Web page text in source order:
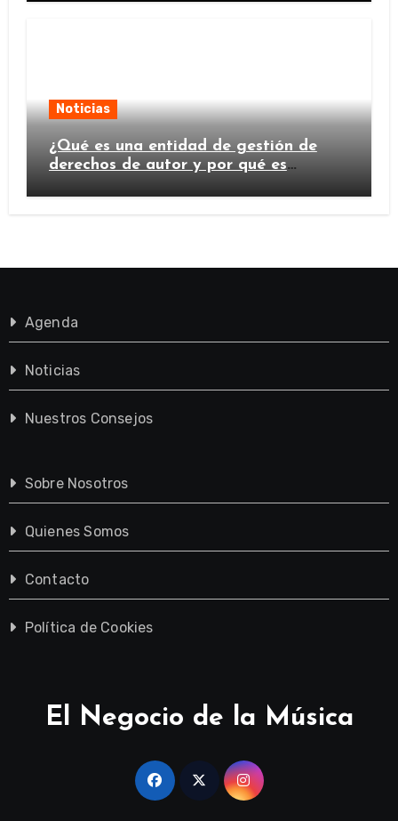
Noticias
¿Qué es una entidad de gestión de
derechos de autor y por qué es
Agenda
Noticias
Nuestros Consejos
Sobre Nosotros
Quienes Somos
Contacto
Política de Cookies
El Negocio de la Música